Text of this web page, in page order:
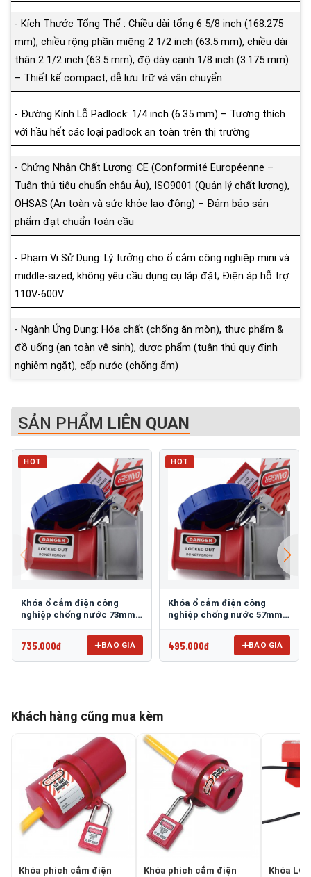
- Kích Thước Tổng Thể : Chiều dài tổng 6 5/8 inch (168.275
mm), chiều rộng phần miệng 2 1/2 inch (63.5 mm), chiều dài
thân 2 1/2 inch (63.5 mm), độ dày cạnh 1/8 inch (3.175 mm)
– Thiết kế compact, dễ lưu trữ và vận chuyển
- Đường Kính Lỗ Padlock: 1/4 inch (6.35 mm) – Tương thích
với hầu hết các loại padlock an toàn trên thị trường
- Chứng Nhận Chất Lượng: CE (Conformité Européenne –
Tuân thủ tiêu chuẩn châu Âu), ISO9001 (Quản lý chất lượng),
OHSAS (An toàn và sức khỏe lao động) – Đảm bảo sản
phẩm đạt chuẩn toàn cầu
- Phạm Vi Sử Dụng: Lý tưởng cho ổ cắm công nghiệp mini và
middle-sized, không yêu cầu dụng cụ lắp đặt; Điện áp hỗ trợ:
110V-600V
- Ngành Ứng Dụng: Hóa chất (chống ăn mòn), thực phẩm &
đồ uống (an toàn vệ sinh), dược phẩm (tuân thủ quy định
nghiêm ngặt), cấp nước (chống ẩm)
SẢN PHẨM LIÊN QUAN
HOT
Khóa ổ cắm điện công
nghiệp chống nước 73mm
735.000đ BÁO GIÁ
HOT
Khóa ổ cắm điện công
nghiệp chống nước 57mm
495.000đ BÁO GIÁ
Khách hàng cũng mua kèm
Khóa phích cắm điện
Khóa phích cắm điện
Khóa